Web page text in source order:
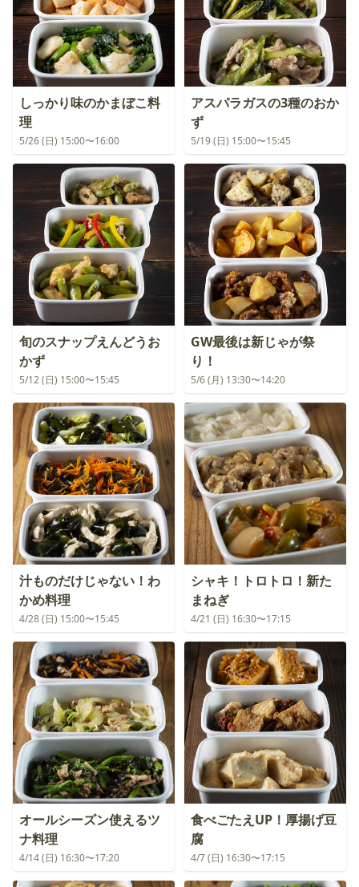
しっかり味のかまぼこ料
理
5/26 (日) 15:00〜16:00
アスパラガスの3種のおか
ず
5/19 (日) 15:00〜15:45
旬のスナップえんどうお
かず
5/12 (日) 15:00〜15:45
GW最後は新じゃが祭
り！
5/6 (月) 13:30〜14:20
汁ものだけじゃない！わ
かめ料理
4/28 (日) 15:00〜15:45
シャキ！トロトロ！新た
まねぎ
4/21 (日) 16:30〜17:15
オールシーズン使えるツ
ナ料理
4/14 (日) 16:30〜17:20
食べごたえUP！厚揚げ豆
腐
4/7 (日) 16:30〜17:15